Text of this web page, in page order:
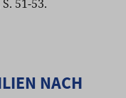
51-53.
NACH